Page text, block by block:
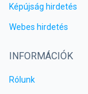
Képújság hirdetés
Webes hirdetés
INFORMÁCIÓK
Rólunk